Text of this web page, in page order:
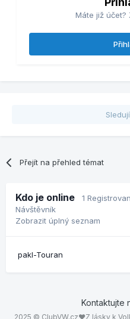
Máte již účet?
Přejít na přehled témat
Kdo je online 1
Návštěvník
Zobrazit úplný seznam
pakl-Touran
Kontaktujte
2025 © ClubVW.cz❤Z lásky k